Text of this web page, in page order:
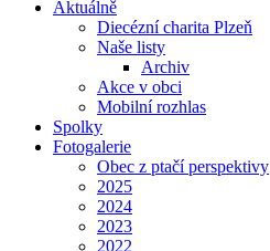
Aktuálně
Diecézní charita Plzeň
Naše listy
Archiv
Akce v obci
Mobilní rozhlas
Spolky
Fotogalerie
Obec z ptačí perspektivy
2025
2024
2023
2022